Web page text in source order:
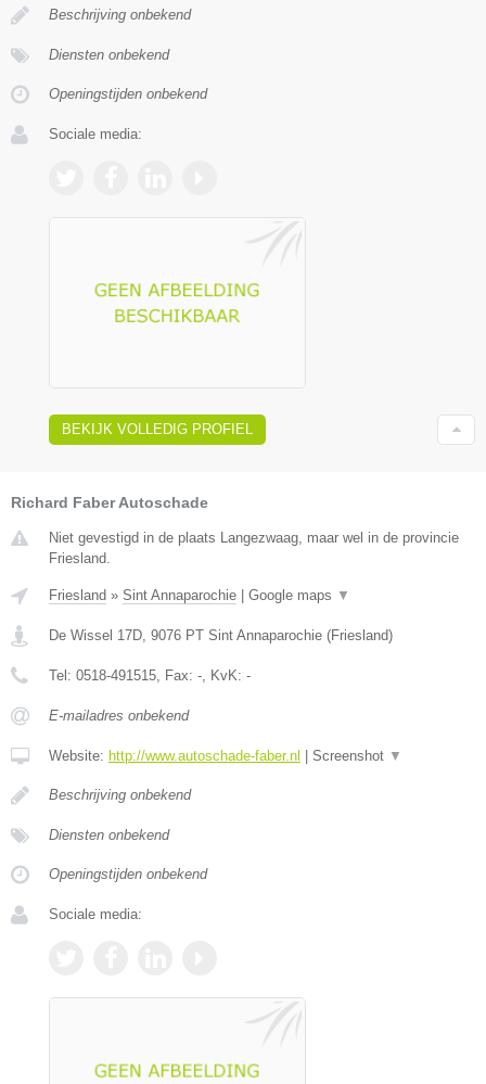
Beschrijving onbekend
Diensten onbekend
Openingstijden onbekend
Sociale media:
BEKIJK VOLLEDIG PROFIEL
Richard Faber Autoschade
Niet gevestigd in de plaats Langezwaag, maar wel in de provincie
Friesland.
Friesland » Sint Annaparochie Google maps ▼
De Wissel 17D, 9076 PT Sint Annaparochie (Friesland)
Tel: 0518-491515, Fax: -, KvK: -
E-mailadres onbekend
Website: http://www.autoschade-faber.nl Screenshot ▼
Beschrijving onbekend
Diensten onbekend
Openingstijden onbekend
Sociale media: